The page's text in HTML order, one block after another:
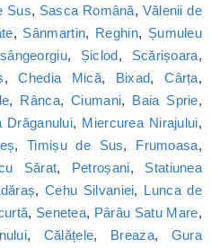
Sus, Sasca Română, Vălenii de
, Sânmartin, Reghin, Șumuleu
, Șiclod, Scărișoara,
,Chedia Mică, Bixad,Cârța,
, Rânca,Ciumani, Baia Sprie,
Drăganului, Miercurea Nirajului,
, Timișu de Sus, Frumoasa,
Sărat, Petroșani, Statiunea
, Cehu Silvaniei, Lunca de
, Senetea, Pârâu Satu Mare,
, Călățele, Breaza, Gura